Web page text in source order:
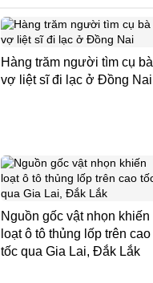
Hàng trăm người tìm cụ bà
vợ liệt sĩ đi lạc ở Đồng Nai
Nguồn gốc vật nhọn khiến
loạt ô tô thủng lốp trên cao
tốc qua Gia Lai, Đắk Lắk